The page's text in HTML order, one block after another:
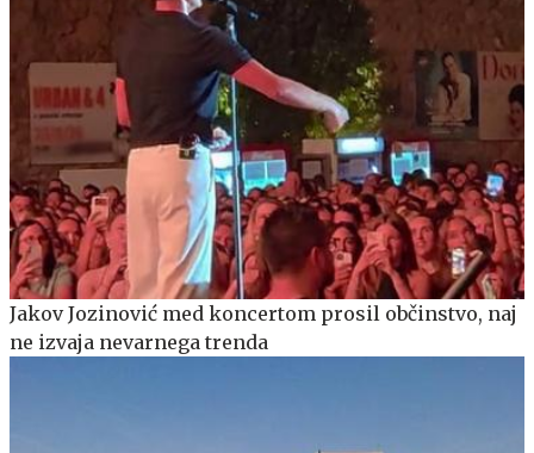
Jakov Jozinović med koncertom prosil občinstvo, naj
ne izvaja nevarnega trenda